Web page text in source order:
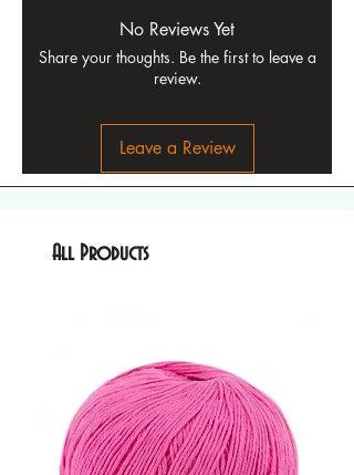
No Reviews Yet
Share your thoughts. Be the first to leave a
review.
Leave a Review
All Products